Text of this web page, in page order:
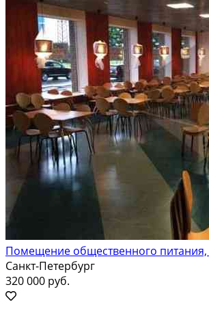
Помещение общественного питания,
Санкт-Петербург
320 000 руб.